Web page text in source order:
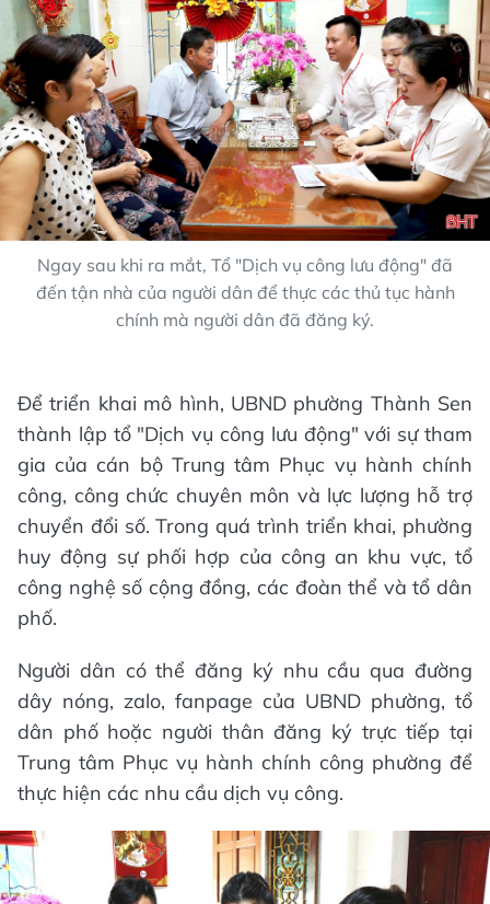
Ngay sau khi ra mắt, Tổ "Dịch vụ công lưu động" đã
đến tận nhà của người dân để thực các thủ tục hành
chính mà người dân đã đăng ký.
Để triển khai mô hình, UBND phường Thành Sen
thành lập tổ "Dịch vụ công lưu động" với sự tham
gia của cán bộ Trung tâm Phục vụ hành chính
công, công chức chuyên môn và lực lượng hỗ trợ
chuyển đổi số. Trong quá trình triển khai, phường
huy động sự phối hợp của công an khu vực, tổ
công nghệ số cộng đồng, các đoàn thể và tổ dân
phố.
Người dân có thể đăng ký nhu cầu qua đường
dây nóng, zalo, fanpage của UBND phường, tổ
dân phố hoặc người thân đăng ký trực tiếp tại
Trung tâm Phục vụ hành chính công phường để
thực hiện các nhu cầu dịch vụ công.